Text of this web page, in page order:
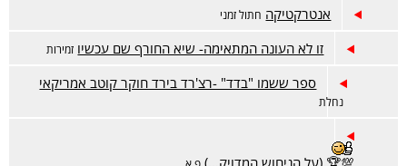
אנטרקטיקה חתול זמני
זו לא העונה המתאימה- שיא החורף שם עכשיו זמירות
ספר ששמו "בדד" -רצ'רד בירד חוקר קוטב אמריקאי
נחלת